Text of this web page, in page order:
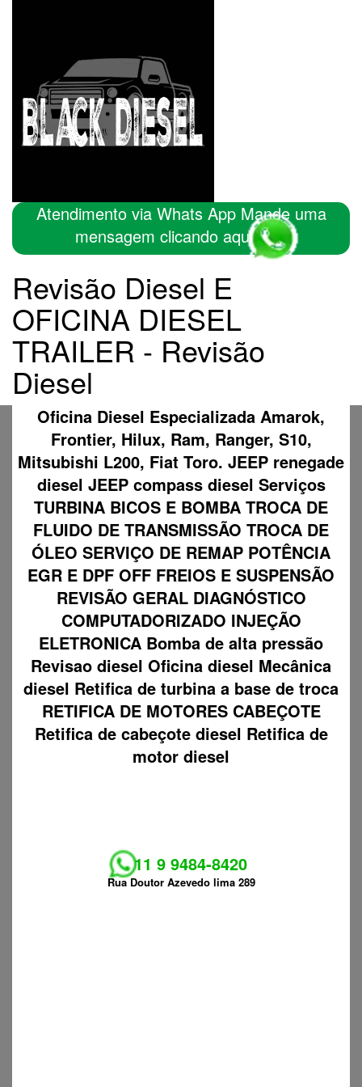
Atendimento via Whats App Mande uma
mensagem clicando aqui
Revisão Diesel E
OFICINA DIESEL
TRAILER - Revisão
Diesel
Oficina Diesel Especializada Amarok,
Frontier, Hilux, Ram, Ranger, S10,
Mitsubishi L200, Fiat Toro. JEEP renegade
diesel JEEP compass diesel Serviços
TURBINA BICOS E BOMBA TROCA DE
FLUIDO DE TRANSMISSÃO TROCA DE
ÓLEO SERVIÇO DE REMAP POTÊNCIA
EGR E DPF OFF FREIOS E SUSPENSÃO
REVISÃO GERAL DIAGNÓSTICO
COMPUTADORIZADO INJEÇÃO
ELETRONICA Bomba de alta pressão
Revisao diesel Oficina diesel Mecânica
diesel Retifica de turbina a base de troca
RETIFICA DE MOTORES CABEÇOTE
Retifica de cabeçote diesel Retifica de
motor diesel
11 9 9484-8420
Rua Doutor Azevedo lima 289